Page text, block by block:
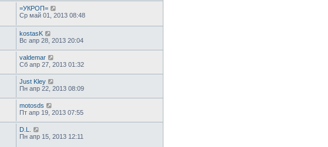
=УКРОП=
Ср май 01, 2013 08:48
kostasK
Вс апр 28, 2013 20:04
valdemar
Сб апр 27, 2013 01:32
Just Kley
Пн апр 22, 2013 08:09
motosds
Пт апр 19, 2013 07:55
D.L.
Пн апр 15, 2013 12:11